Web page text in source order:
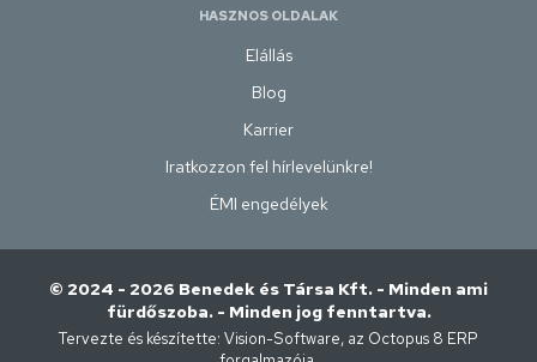
HASZNOS OLDALAK
Elállás
Blog
Karrier
Iratkozzon fel hírlevelünkre!
ÉMI engedélyek
© 2024 - 2026 Benedek és Társa Kft. - Minden ami
fürdőszoba. - Minden jog fenntartva.
Tervezte és készítette: Vision-Software, az Octopus 8 ERP